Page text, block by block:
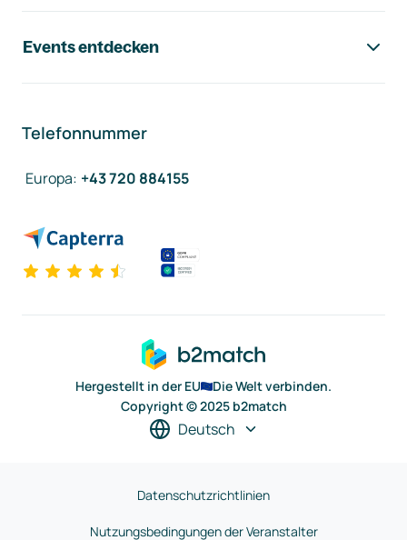
Events entdecken
Telefonnummer
Europa: +43 720 884155
Hergestellt in der EU
Die Welt verbinden.
Copyright © 2025 b2match
Deutsch
Datenschutzrichtlinien
Nutzungsbedingungen der Veranstalter